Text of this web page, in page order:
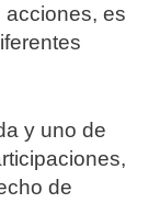
es
y uno de
de